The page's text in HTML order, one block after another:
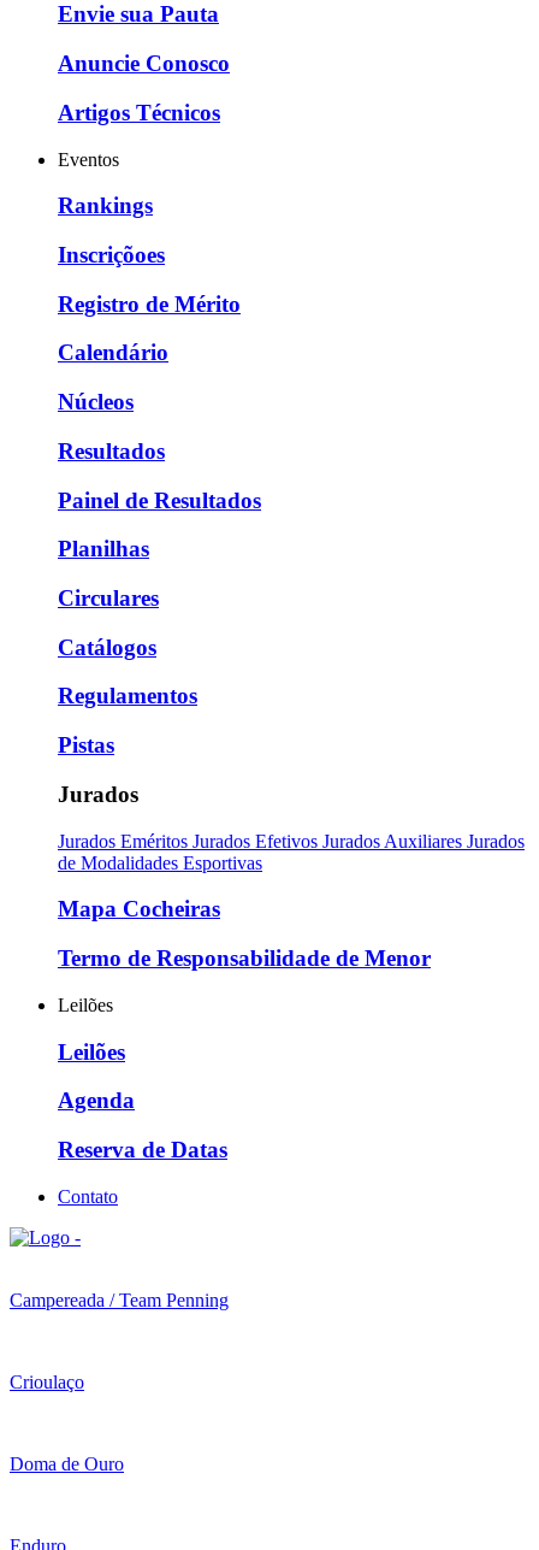
Envie sua Pauta
Anuncie Conosco
Artigos Técnicos
Eventos
Rankings
Inscriçõoes
Registro de Mérito
Calendário
Núcleos
Resultados
Painel de Resultados
Planilhas
Circulares
Catálogos
Regulamentos
Pistas
Jurados
Jurados Eméritos Jurados Efetivos Jurados Auxiliares Jurados
de Modalidades Esportivas
Mapa Cocheiras
Termo de Responsabilidade de Menor
Leilões
Leilões
Agenda
Reserva de Datas
Contato
Campereada / Team Penning
Crioulaço
Doma de Ouro
Enduro